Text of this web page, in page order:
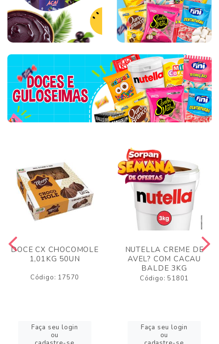
DOCE CX CHOCOMOLE
1,01KG 50UN
Código: 17570
Faça seu login
ou
NUTELLA CREME DE
AVEL? COM CACAU
BALDE 3KG
Código: 51801
Faça seu login
ou